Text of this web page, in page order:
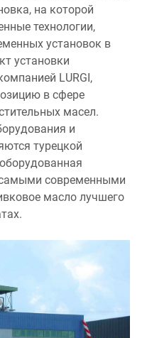
на которой
технологии,
установок в
установки
LURGI,
в сфере
масел.
и
турецкой
самыми современными
масло лучшего